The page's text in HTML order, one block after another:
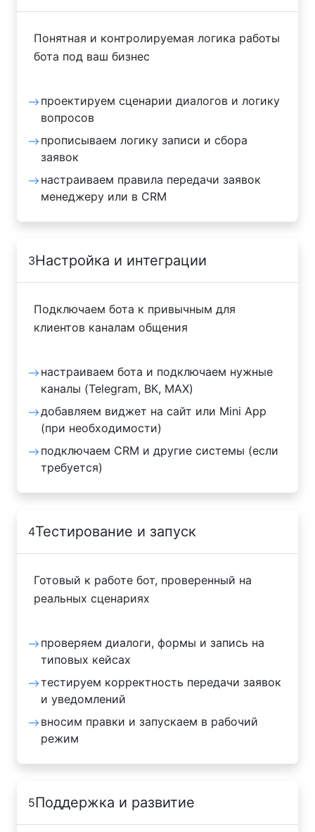
Понятная и контролируемая логика работы
бота под ваш бизнес
проектируем сценарии диалогов и логику
вопросов
прописываем логику записи и сбора
заявок
настраиваем правила передачи заявок
менеджеру или в CRM
3Настройка и интеграции
Подключаем бота к привычным для
клиентов каналам общения
настраиваем бота и подключаем нужные
каналы (Telegram, ВК, MAX)
добавляем виджет на сайт или Mini App
(при необходимости)
подключаем CRM и другие системы (если
требуется)
4Тестирование и запуск
Готовый к работе бот, проверенный на
реальных сценариях
проверяем диалоги, формы и запись на
типовых кейсах
тестируем корректность передачи заявок
и уведомлений
вносим правки и запускаем в рабочий
режим
5Поддержка и развитие